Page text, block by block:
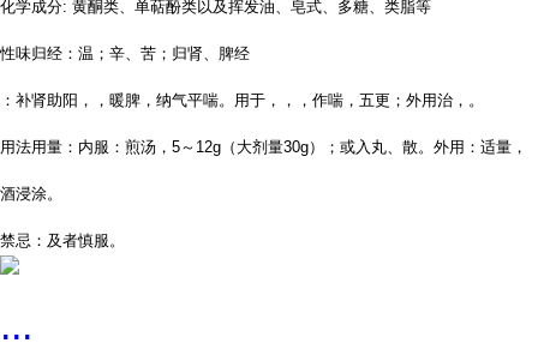
化学成分: 黄酮类、 单萜酚类以及挥发油、皂式、 多糖、类脂等
性味归经：温；辛、苦；归肾、脾经
：补肾助阳，，暖脾，纳气平喘。用于，，，作喘，五更；外用治，。
用法用量：内服：煎汤， 5～ 12g （大剂量30g）；或入丸、散。外用：适量，
酒浸涂。
禁忌：及者慎服。
...